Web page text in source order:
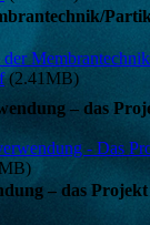
(2.41MB)
– das
- Das
– das